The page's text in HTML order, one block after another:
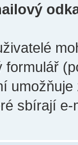
formulář
sbírají e-